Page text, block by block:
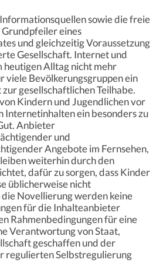
sowie die freie
eines
und gleichzeitig Voraussetzung
Gesellschaft. Internet und
heutigen Alltag nicht mehr
viele Bevölkerungsgruppen ein
gesellschaftlichen Teilhabe.
Kindern und Jugendlichen vor
Internetinhalten ein besonders zu
Anbieter
und
Angebote im Fernsehen,
weiterhin durch den
dafür zu sorgen, dass Kinder
üblicherweise nicht
Novellierung werden keine
für die Inhalteanbieter
Rahmenbedingungen für eine
Verantwortung von Staat,
geschaffen und der
regulierten Selbstregulierung